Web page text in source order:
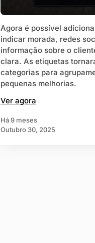
Agora é possível
indicar morada, redes
informação sobre o
clara. As etiquetas
categorias para
pequenas melhorias.
Ver agora
há 9 meses
Outubro 30, 2025